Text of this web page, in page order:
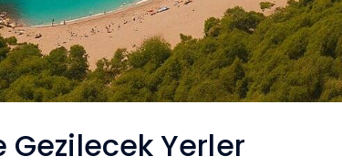
Gezilecek Yerler